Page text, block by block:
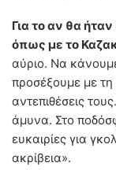
Για το αν θα
όπως με το
αύριο. Να
προσέξουμε με
αντεπιθέσεις
άμυνα. Στο
ευκαιρίες για
ακρίβεια».